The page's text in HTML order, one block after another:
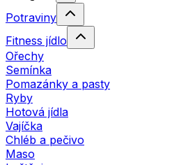
Potraviny
Fitness jídlo
Ořechy
Semínka
Pomazánky a pasty
Ryby
Hotová jídla
Vajíčka
Chléb a pečivo
Maso